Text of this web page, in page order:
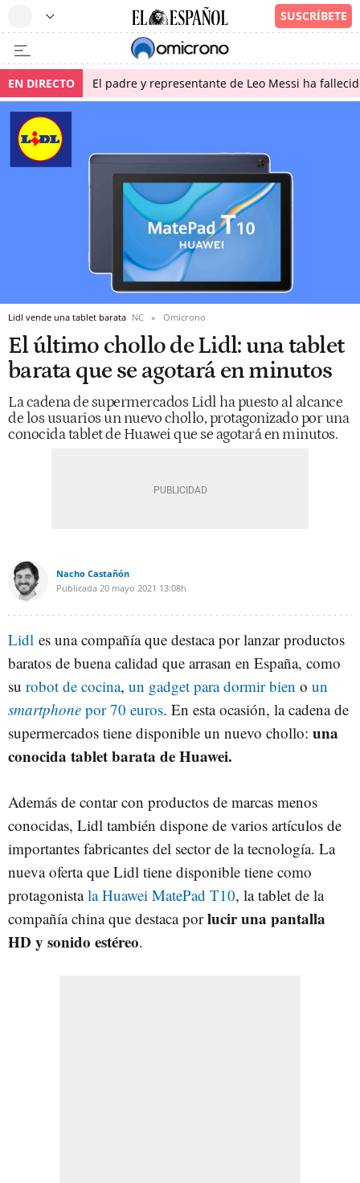
EN DIRECTO El padre y representante de Leo Messi ha
Lidl vende una tablet barata NC Omicrono
El último chollo de Lidl: una tablet
barata que se agotará en minutos
La cadena de supermercados Lidl ha puesto al alcance
de los usuarios un nuevo chollo, protagonizado por una
conocida tablet de Huawei que se agotará en minutos.
Nacho Castañón
Publicada 20 mayo 2021 13:08h
Lidl es una compañía que destaca por lanzar productos
baratos de buena calidad que arrasan en España, como
su robot de cocina, un gadget para dormir bien o un
smartphone por 70 euros. En esta ocasión, la cadena de
supermercados tiene disponible un nuevo chollo: una
conocida tablet barata de Huawei.
Además de contar con productos de marcas menos
conocidas, Lidl también dispone de varios artículos de
importantes fabricantes del sector de la tecnología. La
nueva oferta que Lidl tiene disponible tiene como
protagonistala Huawei MatePad T10, la tablet de la
compañía china que destaca porlucir una pantalla
HD y sonido estéreo.